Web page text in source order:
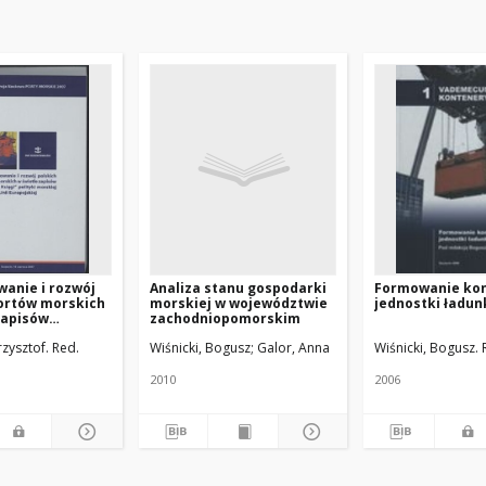
i rozwój
morskich
Europejskiej
Red.
Analiza stanu gospodarki
morskiej w województwie
zachodniopomorskim
Wiśnicki, Bogusz Galor, Anna
2010
Formowanie
jednostki
Wiśnicki, Bogusz.
2006